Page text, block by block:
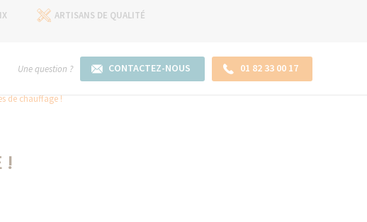
ARTISANS DE QUALITÉ
Une question ? CONTACTEZ-NOUS 01 82 33 00 17
de chauffage !
!